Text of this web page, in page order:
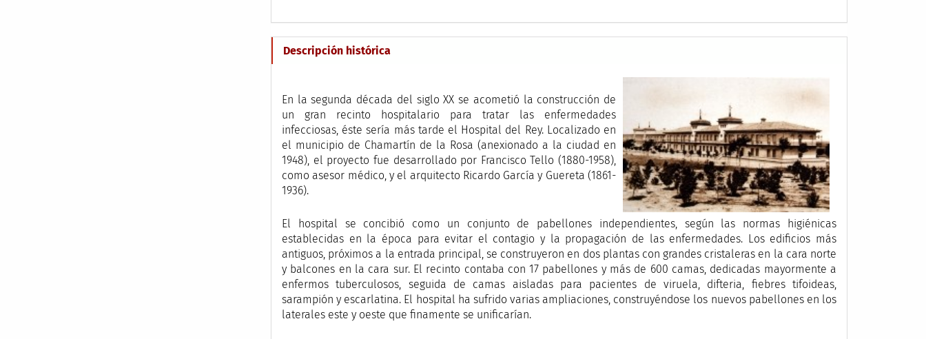
Descripción histórica
En la segunda década del siglo XX se acometió la construcción de
un gran recinto hospitalario para tratar las enfermedades
infecciosas, éste sería más tarde el Hospital del Rey. Localizado en
el municipio de Chamartín de la Rosa (anexionado a la ciudad en
1948), el proyecto fue desarrollado por Francisco Tello (1880-1958),
como asesor médico, y el arquitecto Ricardo García y Guereta (1861-
1936).
El hospital se concibió como un conjunto de pabellones independientes, según las normas higiénicas
establecidas en la época para evitar el contagio y la propagación de las enfermedades. Los edificios más
antiguos, próximos a la entrada principal, se construyeron en dos plantas con grandes cristaleras en la cara norte
y balcones en la cara sur. El recinto contaba con 17 pabellones y más de 600 camas, dedicadas mayormente a
enfermos tuberculosos, seguida de camas aisladas para pacientes de viruela, difteria, fiebres tifoideas,
sarampión y escarlatina. El hospital ha sufrido varias ampliaciones, construyéndose los nuevos pabellones en los
laterales este y oeste que finamente se unificarían.